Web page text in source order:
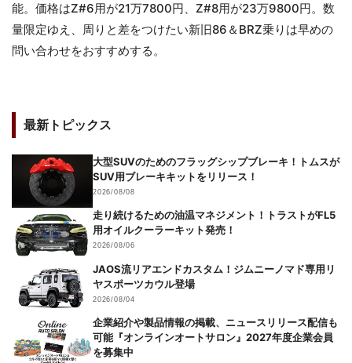
能。価格はZ#6用が21万7800円、Z#8用が23万9800円。数
量限定ゆえ、周りと差をつけたい新旧86＆BRZ乗りは早めの
問い合わせをおすすめする。
最新トピックス
大型SUVのためのフラッグシップブレーキ！トムスが
SUV用ブレーキキットをリリース！
2026/08/08
走り続けるための油温マネジメント！トラストがFL5
用オイルクーラーキット発売！
2026/08/06
JAOS流リアエンドカスタム！ジムニーノマド専用リ
ヤスポーツカウル登場
2026/08/04
企業紹介や製品情報の掲載、ニュースリリース配信も
可能『オンラインオートサロン』2027年度企業会員
を募集中